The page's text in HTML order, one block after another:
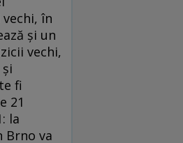
în
și un
vechi,
fi
21
la
Brno va